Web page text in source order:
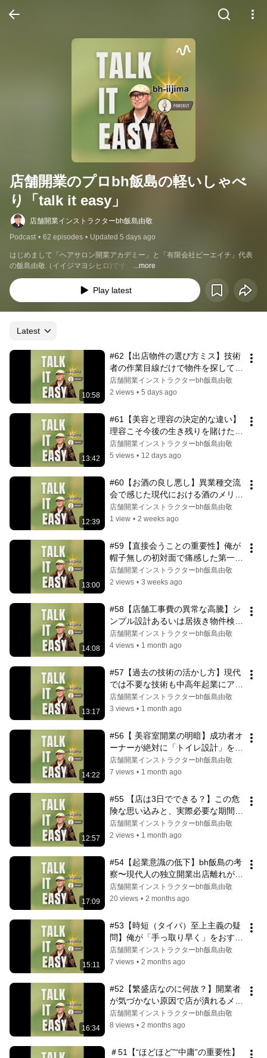
店舗開業のプロbh飯島の軽いしゃべ
り「talk it easy」
店舗開業インストラクターbh飯島由敬
Podcast • 62 episodes • Updated 5 days ago
はじめまして「ヘアサロン開業アカデミー」と「有限会社ビーエイチ」代表
の飯島由敬（イイジマヨシヒロ)です。 ...more
Play latest
Latest
10:58
#62【出店物件の選び方ミス】技術
者の作業目線だけで物件を探しては
ならない理由！
店舗開業インストラクターbh飯島由敬
2 views • 5 days ago
13:42
#61【美容と理容の決定的な違い】
理容こそ今後の生き残りを賭けた創
意工夫が必要？
店舗開業インストラクターbh飯島由敬
5 views • 12 days ago
12:39
#60【お酒の良し悪し】異業種交流
会で感じた現代における酒のメリッ
トとデメリット
店舗開業インストラクターbh飯島由敬
1 view • 2 weeks ago
13:00
#59【直接会うことの重要性】俺が
帽子無しの初対面で痛感した第一印
象のギャップ
店舗開業インストラクターbh飯島由敬
2 views • 3 weeks ago
14:08
#58【店舗工事費の異常な高騰】シ
ンプル設計あるいは居抜き物件検討
という選択肢
店舗開業インストラクターbh飯島由敬
4 views • 1 month ago
13:17
#57【過去の技術の活かし方】現代
では不要な技術も中高年起業にアレ
ンジ力で復活可
店舗開業インストラクターbh飯島由敬
3 views • 1 month ago
14:22
#56【 美容室開業の明暗】成功者オ
ーナーが絶対に「トイレ設計」を妥
協しない理由
店舗開業インストラクターbh飯島由敬
7 views • 1 month ago
12:57
#55 【店は3日でできる？】この危
険な思い込みと、実際必要な期間は
どれぐらい？
店舗開業インストラクターbh飯島由敬
2 views • 1 month ago
17:09
#54【起業意識の低下】bh飯島の考
察〜現代人の独立開業出店離れが進
む理由とは？
店舗開業インストラクターbh飯島由敬
20 views • 2 months ago
15:11
#53【時短（タイパ）至上主義の疑
問】俺が「手っ取り早く」をおすす
めしない理由
店舗開業インストラクターbh飯島由敬
7 views • 2 months ago
16:34
#52【繁盛店なのに何故？】開業者
が気づかない原因で店が潰れるメカ
ニズム
店舗開業インストラクターbh飯島由敬
8 views • 2 months ago
＃51【“ほどほど”“中庸”の重要性】